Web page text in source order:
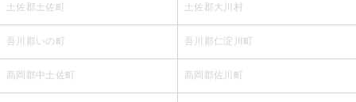
土佐郡土佐町 土佐郡大川村
吾川郡いの町 吾川郡仁淀川町
高岡郡中土佐町 高岡郡佐川町